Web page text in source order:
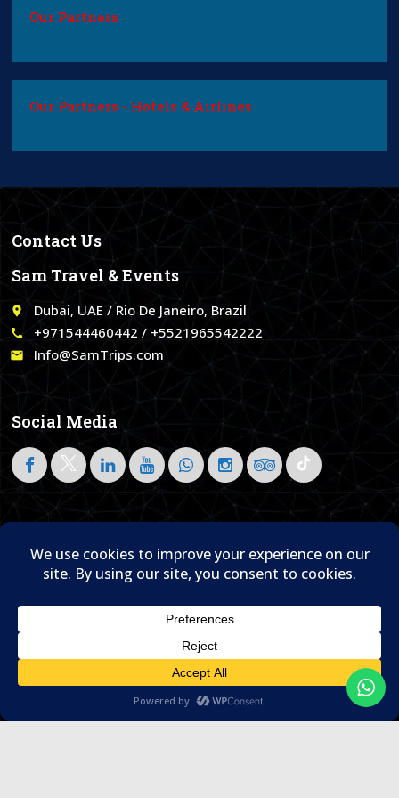
Our Partners
Our Partners - Hotels & Airlines
Contact Us
Sam Travel & Events
place Dubai, UAE / Rio De Janeiro, Brazil
call +971544460442 / +5521965542222
email Info@SamTrips.com
Social Media
Follow on LinkedIn
© 1995- 2026 Sam Travel & Events
About Us Blog 